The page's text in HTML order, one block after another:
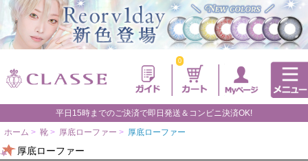
0
平日15時までのご決済で即日発送＆コンビニ決済OK!
ホーム > 靴 > 厚底ローファー > 厚底ローファー
厚底ローファー